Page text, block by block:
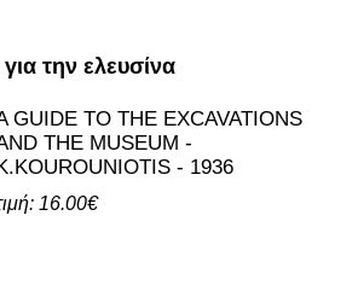
την ελευσίνα
GUIDE TO THE EXCAVATIONS
THE MUSEUM -
- 1936
16.00€